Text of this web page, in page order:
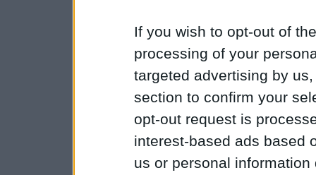
If you wish to opt-out of
processing of your
targeted advertising by
section to confirm your
opt-out request is
interest-based ads based
us or personal